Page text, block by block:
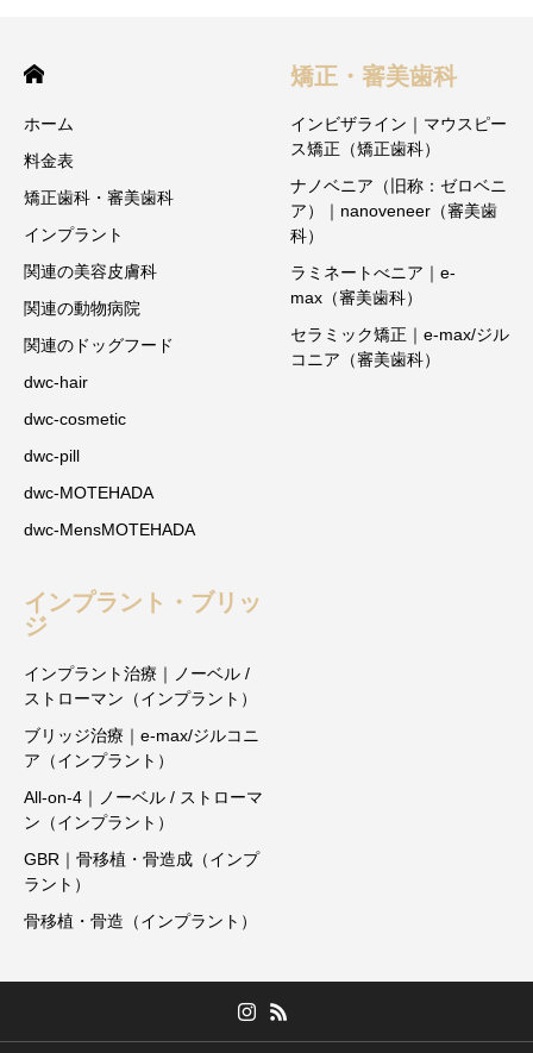
ホーム
料金表
矯正歯科・審美歯科
インプラント
関連の美容皮膚科
関連の動物病院
関連のドッグフード
dwc-hair
dwc-cosmetic
dwc-pill
dwc-MOTEHADA
dwc-MensMOTEHADA
矯正・審美歯科
インビザライン｜マウスピー
ス矯正（矯正歯科）
ナノベニア（旧称：ゼロベニ
ア）｜nanoveneer（審美歯
科）
ラミネートべニア｜e-
max（審美歯科）
セラミック矯正｜e-max/ジル
コニア（審美歯科）
インプラント・ブリッ
ジ
インプラント治療｜ノーベル /
ストローマン（インプラント）
ブリッジ治療｜e-max/ジルコニ
ア（インプラント）
All-on-4｜ノーベル / ストローマ
ン（インプラント）
GBR｜骨移植・骨造成（インプ
ラント）
骨移植・骨造（インプラント）